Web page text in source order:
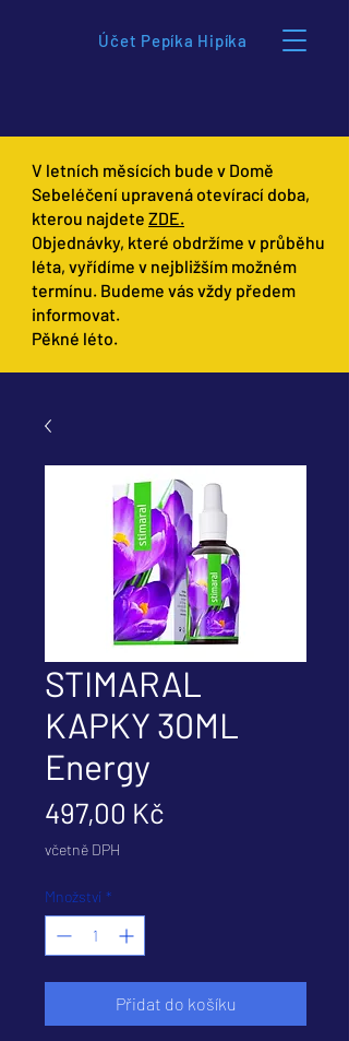
Účet Pepíka Hipíka
V letních měsících bude v Domě
Sebeléčení upravená otevírací doba,
kterou najdete ZDE.
Objednávky, které obdržíme v průběhu
léta, vyřídíme v nejbližším možném
termínu. Budeme vás vždy předem
informovat.
Pěkné léto.
STIMARAL
KAPKY 30ML
Energy
497,00 Kč
včetně DPH
Množství *
Přidat do košíku